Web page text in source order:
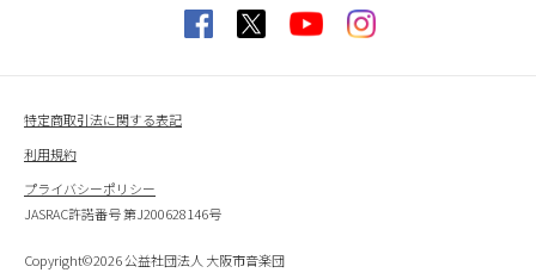
特定商取引法に関する表記
利用規約
プライバシーポリシー
JASRAC許諾番号 第J200628146号
Copyright©2026 公益社団法人 大阪市音楽団